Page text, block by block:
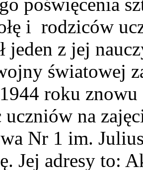
poświęcenia
i rodziców
jeden z jej
światowej
roku
na
Nr 1 im.
Jej adresy to: